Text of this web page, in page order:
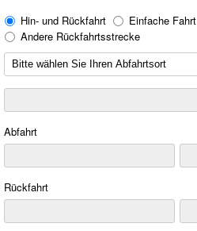
Hin- und Rückfahrt
Einfache Fahrt
Andere Rückfahrtsstrecke
Abfahrt
Rückfahrt